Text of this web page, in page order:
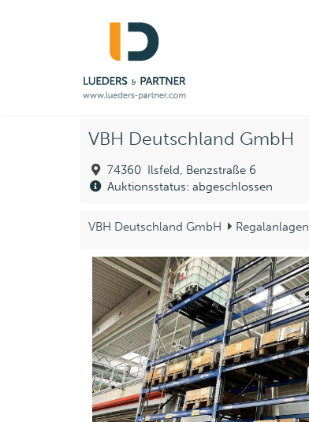
VBH Deutschland GmbH
74360 Ilsfeld, Benzstraße 6
Auktionsstatus: abgeschlossen
VBH Deutschland GmbH Regalanlagen